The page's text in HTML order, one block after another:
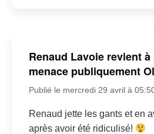
Renaud Lavoie revient
menace publiquement
Publié le mercredi 29 avril à
Renaud jette les gants et en
après avoir été ridiculisé!